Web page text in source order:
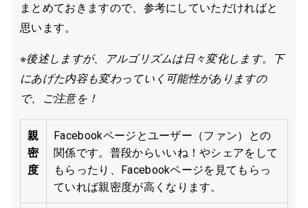
まとめておきますので、参考にしていただければと
思います。
※後述しますが、アルゴリズムは日々変化します。下
にあげた内容も変わっていく可能性がありますの
で、ご注意を！
親
密
度
Facebookページとユーザー（ファン）との
関係です。普段からいいね！やシェアをして
もらったり、Facebookページを見てもらっ
ていれば親密度が高くなります。